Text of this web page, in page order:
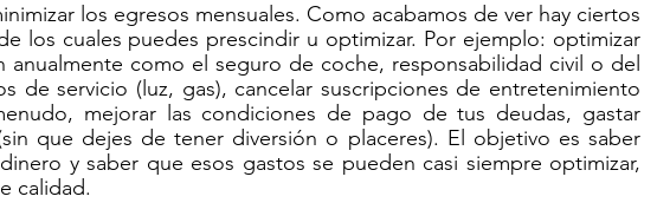
los egresos mensuales. Como acabamos de ver hay ciertos
los cuales puedes prescindir u optimizar. Por ejemplo: optimizar
anualmente como el seguro de coche, responsabilidad civil o del
de servicio (luz, gas), cancelar suscripciones de entretenimiento
mejorar las condiciones de pago de tus deudas, gastar
que dejes de tener diversión o placeres). El objetivo es saber
y saber que esos gastos se pueden casi siempre optimizar,
calidad.